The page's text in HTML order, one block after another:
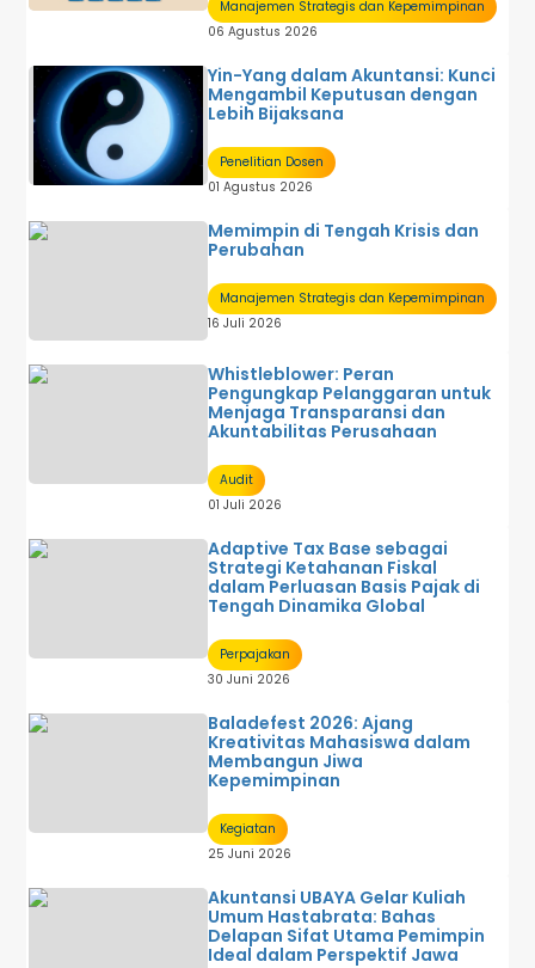
Manajemen Strategis dan Kepemimpinan
06 Agustus 2026
Yin-Yang dalam Akuntansi: Kunci
Mengambil Keputusan dengan
Lebih Bijaksana
Penelitian Dosen
01 Agustus 2026
Memimpin di Tengah Krisis dan
Perubahan
Manajemen Strategis dan Kepemimpinan
16 Juli 2026
Whistleblower: Peran
Pengungkap Pelanggaran untuk
Menjaga Transparansi dan
Akuntabilitas Perusahaan
Audit
01 Juli 2026
Adaptive Tax Base sebagai
Strategi Ketahanan Fiskal
dalam Perluasan Basis Pajak di
Tengah Dinamika Global
Perpajakan
30 Juni 2026
Baladefest 2026: Ajang
Kreativitas Mahasiswa dalam
Membangun Jiwa
Kepemimpinan
Kegiatan
25 Juni 2026
Akuntansi UBAYA Gelar Kuliah
Umum Hastabrata: Bahas
Delapan Sifat Utama Pemimpin
Ideal dalam Perspektif Jawa